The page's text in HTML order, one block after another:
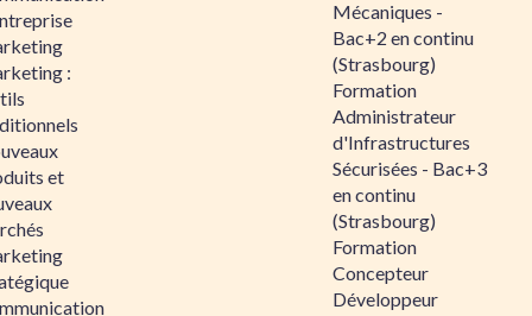
:
et
Mécaniques -
Bac+2 en continu
(Strasbourg)
Formation
Administrateur
d'Infrastructures
Sécurisées - Bac+3
en continu
(Strasbourg)
Formation
Concepteur
Développeur